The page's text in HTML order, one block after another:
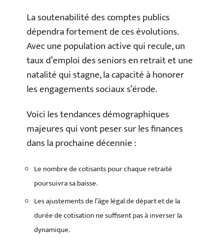
La soutenabilité des comptes publics
dépendra fortement de ces évolutions.
Avec une population active qui recule, un
taux d’emploi des seniors en retrait et une
natalité qui stagne, la capacité à honorer
les engagements sociaux s’érode.
Voici les tendances démographiques
majeures qui vont peser sur les finances
dans la prochaine décennie :
Le nombre de cotisants pour chaque retraité
poursuivra sa baisse.
Les ajustements de l’âge légal de départ et de la
durée de cotisation ne suffisent pas à inverser la
dynamique.